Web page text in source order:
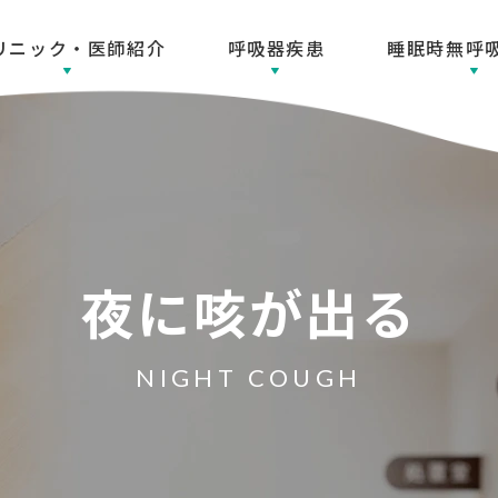
ニック・医師紹介 呼吸器疾患 睡眠時無呼
夜に咳が出る
NIGHT COUGH